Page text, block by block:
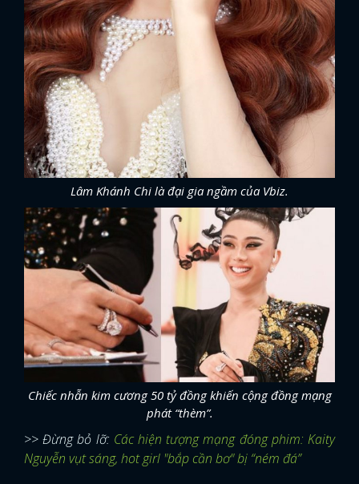
Lâm Khánh Chi là đại gia ngầm của Vbiz.
Chiếc nhẫn kim cương 50 tỷ đồng khiến cộng đồng mạng
phát “thèm”.
>> Đừng bỏ lỡ: Các hiện tượng mạng đóng phim: Kaity
Nguyễn vụt sáng, hot girl "bắp cần bơ" bị “ném đá”